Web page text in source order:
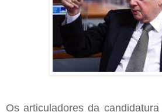
Os articuladores da